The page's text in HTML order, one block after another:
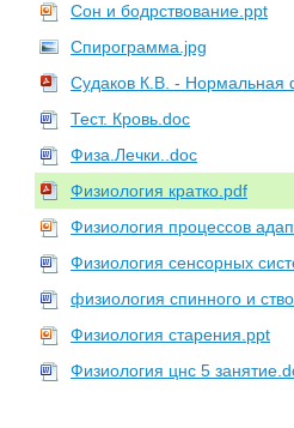
Сон и бодрствование.ppt
Спирограмма.jpg
Судаков К.В. - Нормальная
Тест. Кровь.doc
Физа.Лечки..doc
Физиология кратко.pdf
Физиология процессов
Физиология сенсорных
физиология спинного и
Физиология старения.ppt
Физиология цнс 5